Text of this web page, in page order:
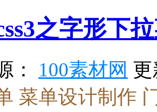
之字形下
： 100素材网
菜单设计制作